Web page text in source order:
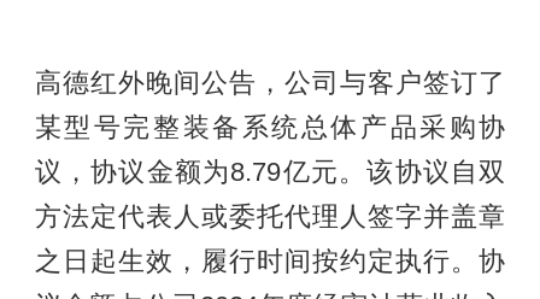
高德红外晚间公告，公司与客户签订了
某型号完整装备系统总体产品采购协
议，协议金额为8.79亿元。该协议自双
方法定代表人或委托代理人签字并盖章
之日起生效，履行时间按约定执行。协